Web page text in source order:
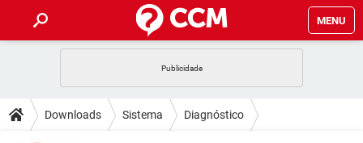
MENU
CELULAR FACEBOOK
DICAS
JOGOS
Downloads Sistema Diagnóstico